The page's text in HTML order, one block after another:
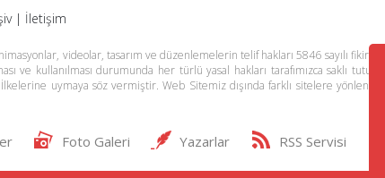
| İletişim
videolar, tasarım ve düzenlemelerin telif hakları 5846 sayılı fikir
ve kullanılması durumunda her türlü yasal hakları tarafımızca saklı
İlkelerine uymaya söz vermiştir. Web Sitemiz dışında farklı sitelere
Foto Galeri Yazarlar RSS Servisi